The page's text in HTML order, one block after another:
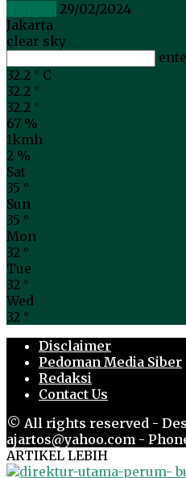
29/02/2024
Jakarta
clear sky
32.2 ° C
32.2 °
32.2 °
67 %
1kmh
2 %
Sat
35 °
Sun
35 °
Mon
32 °
Tue
32 °
Wed
32 °
Disclaimer
Pedoman Media Siber
Redaksi
Contact Us
© All rights reserved -
ajartos@yahoo.com -
ARTIKEL LEBIH